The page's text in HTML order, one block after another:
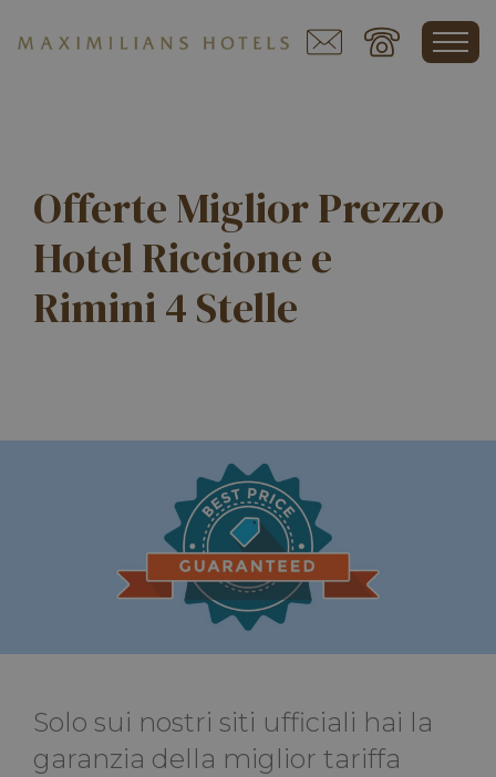
Offerte Miglior Prezzo
Hotel Riccione e
Rimini 4 Stelle
Solo sui nostri siti ufficiali hai la
garanzia della miglior tariffa